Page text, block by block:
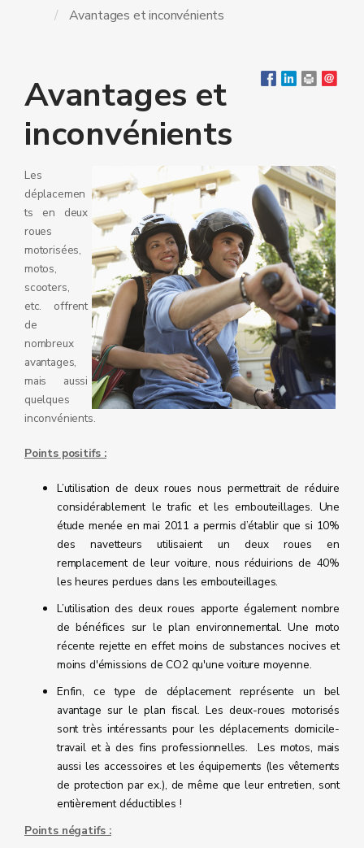
Avantages et inconvénients
Avantages et
inconvénients
Les
déplacemen
ts en deux
roues
motorisées,
motos,
scooters,
etc. offrent
de
nombreux
avantages,
mais aussi
quelques
inconvénients.
Points positifs :
L’utilisation de deux roues nous permettrait de réduire
considérablement le trafic et les embouteillages. Une
étude menée en mai 2011 a permis d’établir que si 10%
des navetteurs utilisaient un deux roues en
remplacement de leur voiture, nous réduirions de 40%
les heures perdues dans les embouteillages.
L’utilisation des deux roues apporte également nombre
de bénéfices sur le plan environnemental. Une moto
récente rejette en effet moins de substances nocives et
moins d'émissions de CO2 qu'une voiture moyenne.
Enfin, ce type de déplacement représente un bel
avantage sur le plan fiscal. Les deux-roues motorisés
sont très intéressants pour les déplacements domicile-
travail et à des fins professionnelles. Les motos, mais
aussi les accessoires et les équipements (les vêtements
de protection par ex.), de même que leur entretien, sont
entièrement déductibles !
Points négatifs :